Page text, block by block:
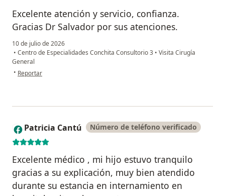
Excelente atención y servicio, confianza.
Gracias Dr Salvador por sus atenciones.
10 de julio de 2026
• Centro de Especialidades Conchita Consultorio 3 • Visita Cirugía
General
• en opinión del usuario Alma Reyna
Reportar
P Patricia Cantú Número de teléfono verificado
Excelente médico , mi hijo estuvo tranquilo
gracias a su explicación, muy bien atendido
durante su estancia en internamiento en